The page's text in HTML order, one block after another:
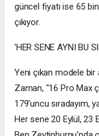
güncel fiyatı ise 65
çıkıyor.
'HER SENE AYNI BU
Yeni çıkan modele
Zaman, "16 Pro Max
179'uncu sıradayım,
Her sene 20 Eylül, 23